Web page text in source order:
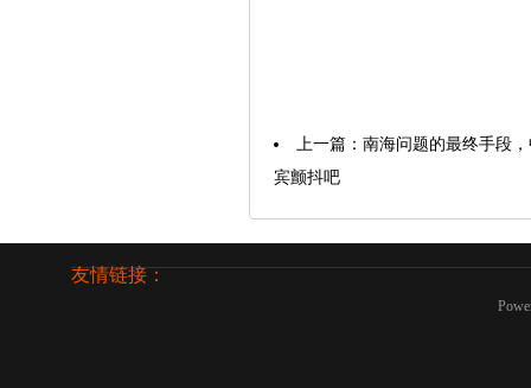
上一篇： 南海问题的最终手段
宾颤抖吧
友情链接：